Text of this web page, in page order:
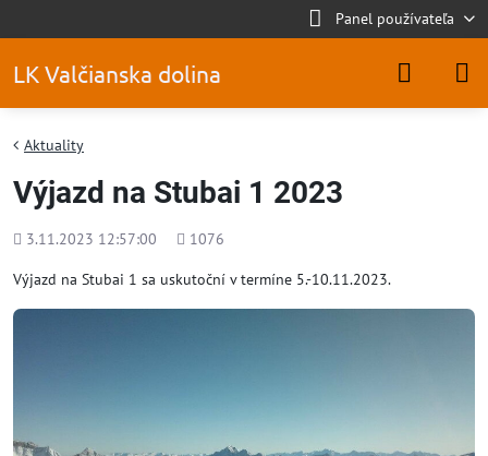
Panel používateľa
LK Valčianska dolina
Aktuality
Výjazd na Stubai 1 2023
Pridané
3.11.2023 12:57:00
Počet
1076
Výjazd na Stubai 1 sa uskutoční v termíne 5.-10.11.2023.